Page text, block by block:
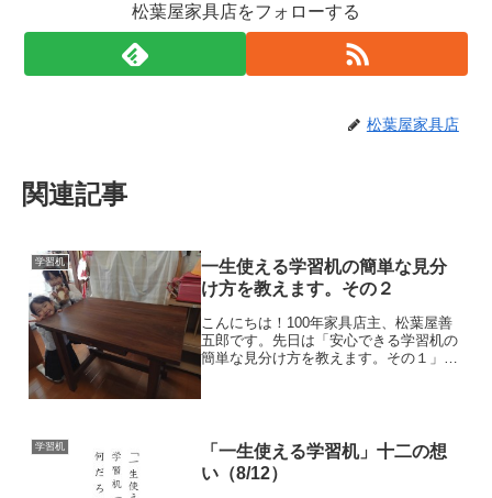
松葉屋家具店をフォローする
松葉屋家具店
関連記事
学習机
一生使える学習机の簡単な見分
け方を教えます。その２
こんにちは！100年家具店主、松葉屋善
五郎です。先日は「安心できる学習机の
簡単な見分け方を教えます。その１」を
学習机
「一生使える学習机」十二の想
い（8/12）